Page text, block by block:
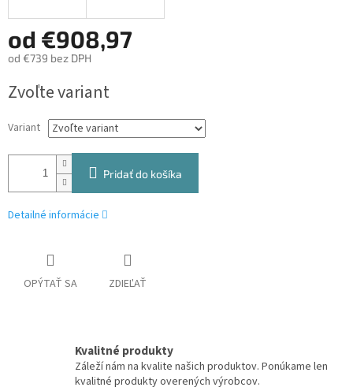
od €908,97
od €739 bez DPH
cena:
Zvoľte variant
Variant
Pridať do košíka
Detailné informácie
OPÝTAŤ SA ZDIEĽAŤ
Kvalitné produkty
Záleží nám na kvalite našich produktov. Ponúkame len
kvalitné produkty overených výrobcov.